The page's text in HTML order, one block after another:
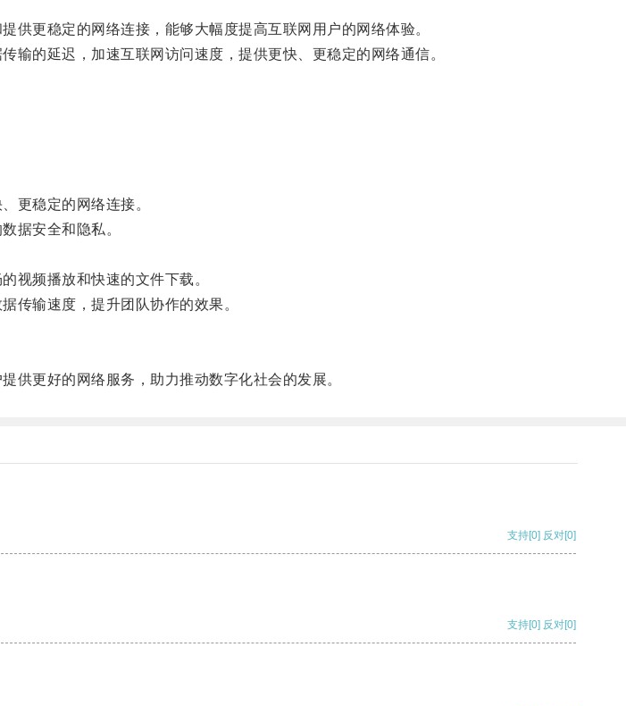
更稳定的网络连接，能够大幅度提高互联网用户的网络体验。
的延迟，加速互联网访问速度，提供更快、更稳定的网络通信。
更稳定的网络连接。
据安全和隐私。
频播放和快速的文件下载。
输速度，提升团队协作的效果。
更好的网络服务，助力推动数字化社会的发展。
支持[0] 反对[0]
支持[0] 反对[0]